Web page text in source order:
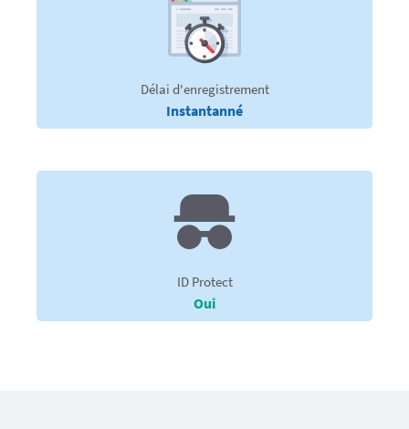
Délai d'enregistrement
Instantanné
ID Protect
Oui